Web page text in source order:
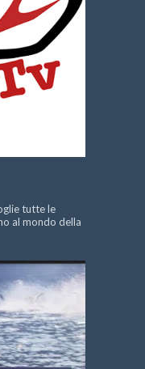
tutte le
al mondo della